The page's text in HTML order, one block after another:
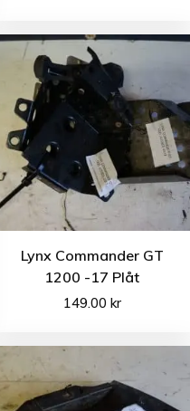
Lynx Commander GT
1200 -17 Plåt
149.00 kr